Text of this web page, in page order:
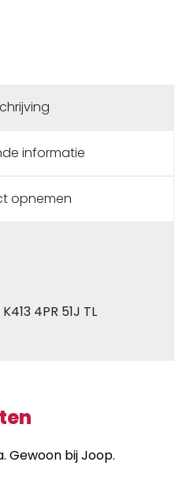
informatie
opnemen
4PR 51J TL
Gewoon bij Joop.